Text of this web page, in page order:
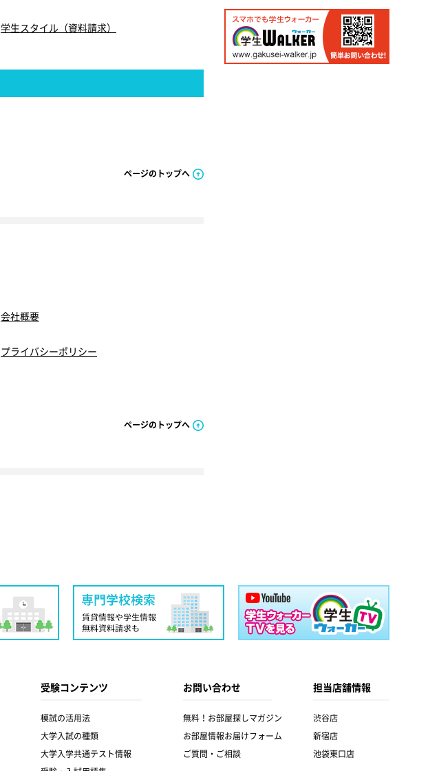
学生スタイル（資料請求）
ページのトップへ
会社概要
プライバシーポリシー
ページのトップへ
受験コンテンツ
模試の活用法
大学入試の種類
大学入学共通テスト情報
お問い合わせ
無料！お部屋探しマガジン
お部屋情報お届けフォーム
ご質問・ご相談
担当店舗情報
渋谷店
新宿店
池袋東口店